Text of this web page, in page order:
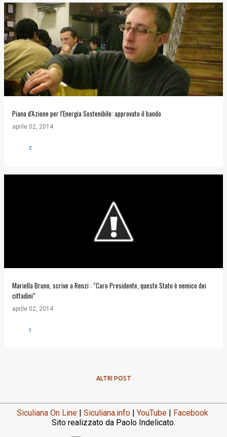
Piano d'Azione per l'Energia Sostenibile: approvato il bando
aprile 02, 2014
2
Mariella Bruno, scrive a Renzi : “Caro Presidente, questo Stato è nemico dei
cittadini”
aprile 02, 2014
1
ALTRI POST
Siculiana On Line | Siculiana.info | YouTube | Facebook
Sito realizzato da Paolo Indelicato.